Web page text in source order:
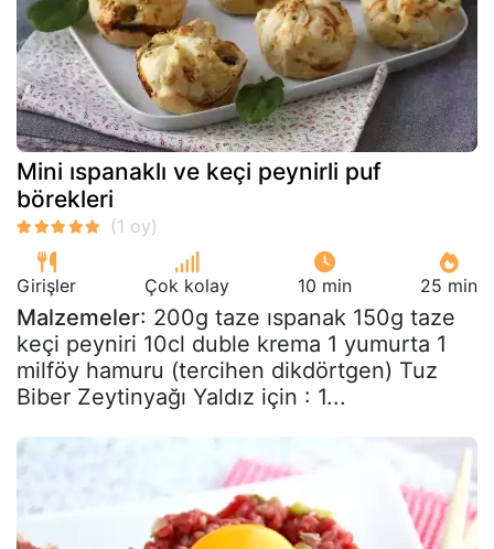
Mini ıspanaklı ve keçi peynirli puf
börekleri
Girişler Çok kolay 10 min 25 min
Malzemeler: 200g taze ıspanak 150g taze
keçi peyniri 10cl duble krema 1 yumurta 1
milföy hamuru (tercihen dikdörtgen) Tuz
Biber Zeytinyağı Yaldız için : 1...